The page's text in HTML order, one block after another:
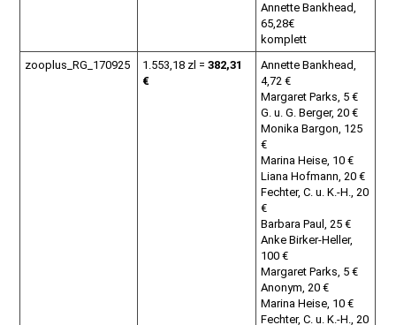
Annette Bankhead,
65,28€
komplett
zooplus_RG_170925
1.553,18 zl =382,31
€
Annette Bankhead,
4,72 €
Margaret Parks, 5 €
G. u. G. Berger, 20 €
Monika Bargon, 125
€
Marina Heise, 10 €
Liana Hofmann, 20 €
Fechter, C. u. K.-H., 20
€
Barbara Paul, 25 €
Anke Birker-Heller,
100 €
Margaret Parks, 5 €
Anonym, 20 €
Marina Heise, 10 €
Fechter, C. u. K.-H., 20